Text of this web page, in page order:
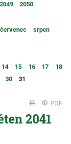
2049 2050
červenec
srpen
14 15 16 17
18
30 31
PDF
2041